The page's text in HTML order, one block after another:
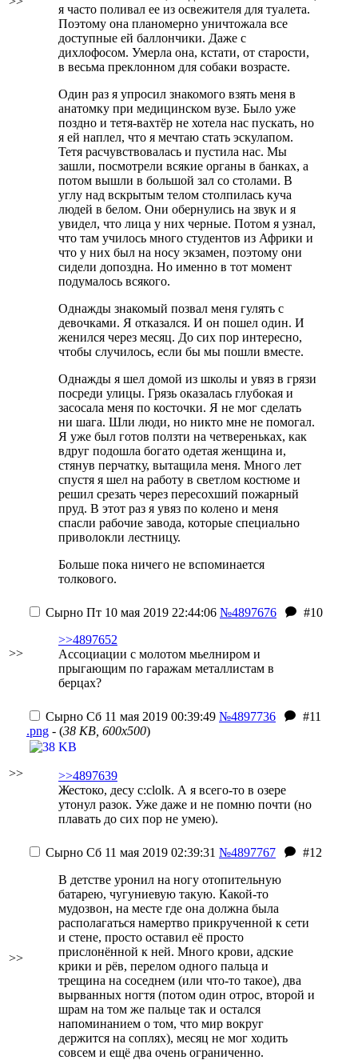
я часто поливал ее из освежителя для туалета.
Поэтому она планомерно уничтожала все
доступные ей баллончики. Даже с
дихлофосом. Умерла она, кстати, от старости,
в весьма преклонном для собаки возрасте.
Один раз я упросил знакомого взять меня в
анатомку при медицинском вузе. Было уже
поздно и тетя-вахтёр не хотела нас пускать, но
я ей наплел, что я мечтаю стать эскулапом.
Тетя расчувствовалась и пустила нас. Мы
зашли, посмотрели всякие органы в банках, а
потом вышли в большой зал со столами. В
углу над вскрытым телом столпилась куча
людей в белом. Они обернулись на звук и я
увидел, что лица у них черные. Потом я узнал,
что там училось много студентов из Африки и
что у них был на носу экзамен, поэтому они
сидели допоздна. Но именно в тот момент
подумалось всякого.
Однажды знакомый позвал меня гулять с
девочками. Я отказался. И он пошел один. И
женился через месяц. До сих пор интересно,
чтобы случилось, если бы мы пошли вместе.
Однажды я шел домой из школы и увяз в грязи
посреди улицы. Грязь оказалась глубокая и
засосала меня по косточки. Я не мог сделать
ни шага. Шли люди, но никто мне не помогал.
Я уже был готов ползти на четвереньках, как
вдруг подошла богато одетая женщина и,
стянув перчатку, вытащила меня. Много лет
спустя я шел на работу в светлом костюме и
решил срезать через пересохший пожарный
пруд. В этот раз я увяз по колено и меня
спасли рабочие завода, которые специально
приволокли лестницу.
Больше пока ничего не вспоминается
толкового.
>>
Сырно Пт 10 мая 2019 22:44:06 №4897676
#10
>>4897652
Ассоциации с молотом мьелниром и
прыгающим по гаражам металлистам в
берцах?
>>
Сырно Сб 11 мая 2019 00:39:49 №4897736
#11
.png - (38 KB, 600x500)
>>4897639
Жестоко, десу c:clolk. А я всего-то в озере
утонул разок. Уже даже и не помню почти (но
плавать до сих пор не умею).
>>
Сырно Сб 11 мая 2019 02:39:31 №4897767
#12
В детстве уронил на ногу отопительную
батарею, чугуниевую такую. Какой-то
мудозвон, на месте где она должна была
располагаться намертво прикрученной к сети
и стене, просто оставил её просто
прислонённой к ней. Много крови, адские
крики и рёв, перелом одного пальца и
трещина на соседнем (или что-то такое), два
вырванных ногтя (потом один отрос, второй и
шрам на том же пальце так и остался
напоминанием о том, что мир вокруг
держится на соплях), месяц не мог ходить
совсем и ещё два очень ограниченно.